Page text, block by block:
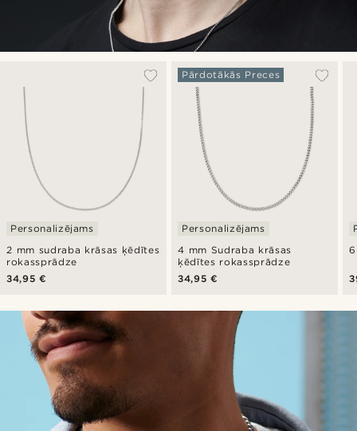
2 mm sudraba krāsas ķēdītes
rokassprādze
Personalizējams
34,95 €
4 mm Sudraba krāsas
ķēdītes rokassprādze
Pārdotākās Preces
Personalizējams
34,95 €